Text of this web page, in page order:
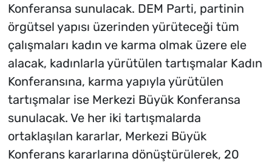
Konferansa sunulacak. DEM Parti, partinin
örgütsel yapısı üzerinden yürüteceği tüm
çalışmaları kadın ve karma olmak üzere ele
alacak, kadınlarla yürütülen tartışmalar Kadın
Konferansına, karma yapıyla yürütülen
tartışmalar ise Merkezi Büyük Konferansa
sunulacak. Ve her iki tartışmalarda
ortaklaşılan kararlar, Merkezi Büyük
Konferans kararlarına dönüştürülerek, 20